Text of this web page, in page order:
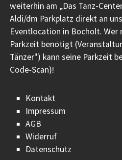
weiterhin am „Das Tanz-
Aldi/dm Parkplatz direkt an
Eventlocation in Bocholt. Wer
Parkzeit benötigt
Tänzer") kann seine Parkzeit
Code-Scan)!
Kontakt
Impressum
AGB
Widerruf
Datenschutz